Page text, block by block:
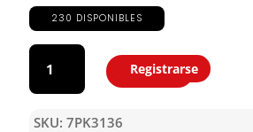
230 DISPONIBLES
7PK3136
cantidad
Agregar
Registrarse
SKU: 7PK3136